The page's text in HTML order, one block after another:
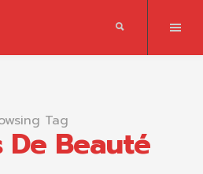
Tag
De Beauté